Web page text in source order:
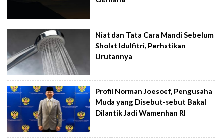
Niat dan Tata Cara Mandi Sebelum
Sholat Idulfitri, Perhatikan
Urutannya
Profil Norman Joesoef, Pengusaha
Muda yang Disebut-sebut Bakal
Dilantik Jadi Wamenhan RI